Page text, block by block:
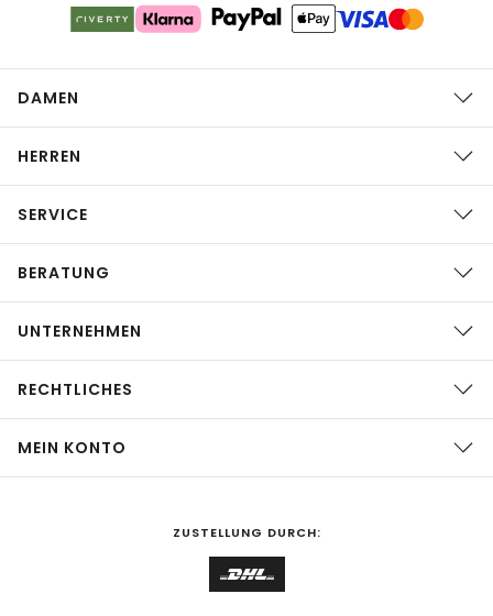
DAMEN
HERREN
SERVICE
BERATUNG
UNTERNEHMEN
RECHTLICHES
MEIN KONTO
ZUSTELLUNG DURCH: